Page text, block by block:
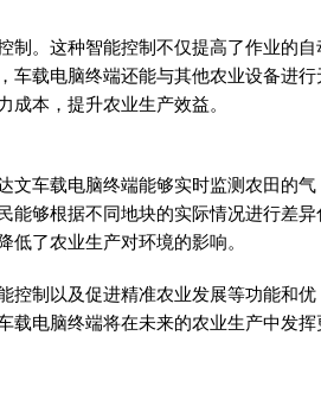
制。这种智能控制不仅提高了作业的自
车载电脑终端还能与其他农业设备进行
本，提升农业生产效益。
文车载电脑终端能够实时监测农田的气
能够根据不同地块的实际情况进行差异
了农业生产对环境的影响。
控制以及促进精准农业发展等功能和优
载电脑终端将在未来的农业生产中发挥